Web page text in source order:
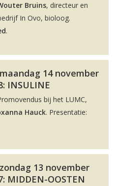
Bruins, directeur en
In Ovo, bioloog.
.
14 november
INSULINE
bij het LUMC,
Hauck. Presentatie:
13 november
MIDDEN-OOSTEN